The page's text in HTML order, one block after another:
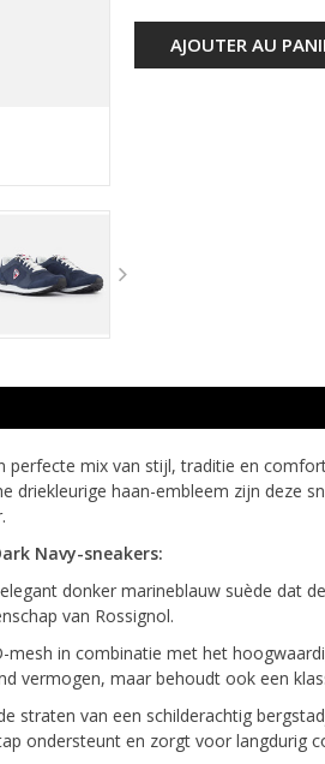
AJOUTER AU
perfecte mix van stijl, traditie en
driekleurige haan-embleem zijn deze
Navy-sneakers:
donker marineblauw suède dat
van Rossignol.
mesh in combinatie met het
vermogen, maar behoudt ook een
straten van een schilderachtig
ondersteunt en zorgt voor langdurig